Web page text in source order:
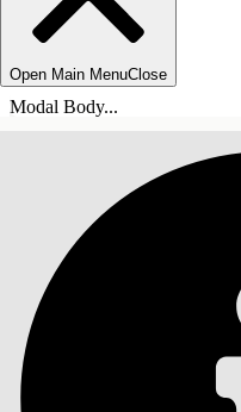
Open Main MenuClose
Modal Body...
INNEHÅLLSFÖRTECKNINGAR